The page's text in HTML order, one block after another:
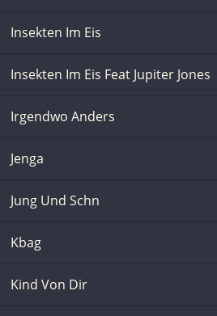
Insekten Im Eis
Insekten Im Eis Feat Jupiter Jones
Irgendwo Anders
Jenga
Jung Und Schn
Kbag
Kind Von Dir